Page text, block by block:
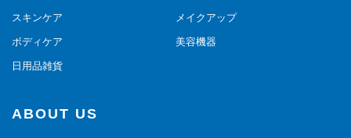
スキンケア メイクアップ
ボディケア 美容機器
日用品雑貨
ABOUT US